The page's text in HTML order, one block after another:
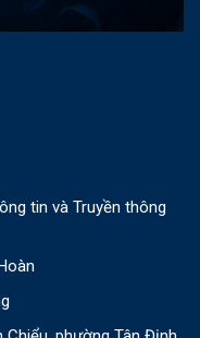
tin và Truyền thông